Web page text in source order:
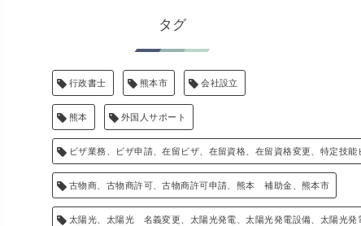
タグ
行政書士 熊本市 会社設立
熊本 外国人サポート
ビザ業務、ビザ申請、在留ビザ、在留資格、在留資格変更、特定技能
古物商、古物商許可、古物商許可申請、熊本 補助金、熊本市
太陽光、太陽光 名義変更、太陽光発電、太陽光発電設備、太陽光